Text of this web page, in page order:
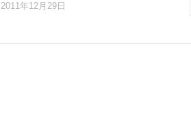
2011年12月29日